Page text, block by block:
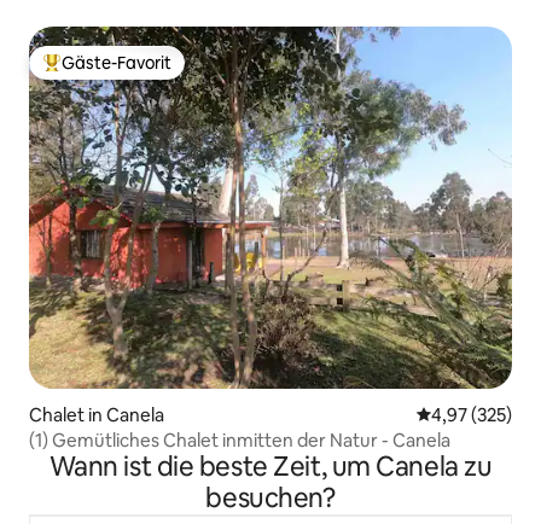
Beliebter Gäste-Favorit.
Gäste-Favorit
Chalet in Canela
4,97 (325)
(1) Gemütliches Chalet inmitten der Natur - Canela
Wann ist die beste Zeit, um Canela zu
besuchen?